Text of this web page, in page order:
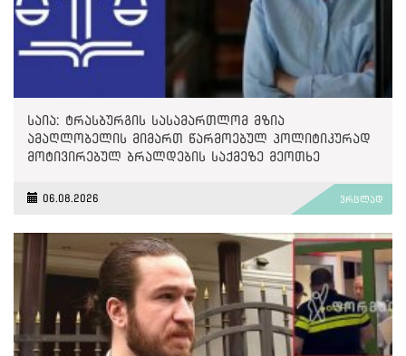
საია: ტრასბურგის სასამართლომ მზია
ამაღლობელის მიმართ წარმოებულ პოლიტიკურად
მოტივირებულ ბრალდების საქმეზე მეოთხე
06.08.2026 ვრცლად